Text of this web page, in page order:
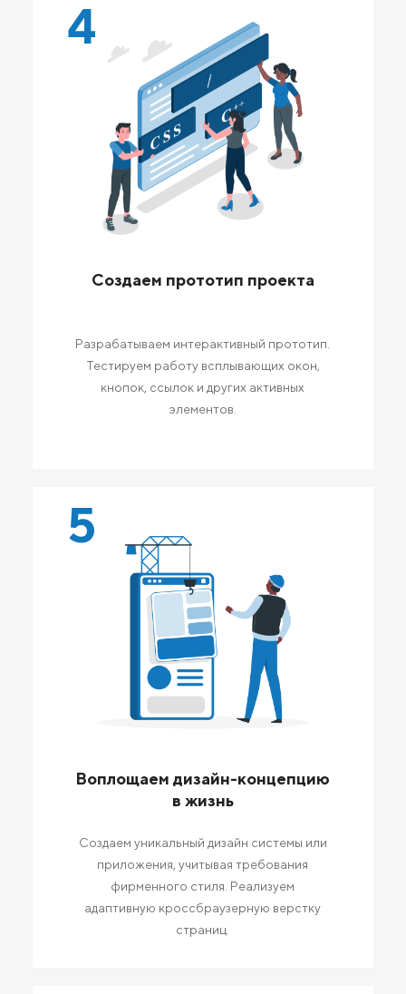
4
Создаем прототип проекта
Разрабатываем интерактивный прототип.
Тестируем работу всплывающих окон,
кнопок, ссылок и других активных
элементов.
5
Воплощаем дизайн-концепцию
в жизнь
Создаем уникальный дизайн системы или
приложения, учитывая требования
фирменного стиля. Реализуем
адаптивную кроссбраузерную верстку
страниц.